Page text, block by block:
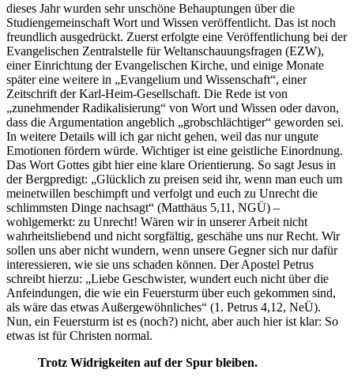
dieses Jahr wurden sehr unschöne Behauptungen über die
Studiengemeinschaft Wort und Wissen veröffentlicht. Das ist noch
freundlich ausgedrückt. Zuerst erfolgte eine Veröffentlichung bei der
Evangelischen Zentralstelle für Weltanschauungsfragen (EZW),
einer Einrichtung der Evangelischen Kirche, und einige Monate
später eine weitere in „Evangelium und Wissenschaft“, einer
Zeitschrift der Karl-Heim-Gesellschaft. Die Rede ist von
„zunehmender Radikalisierung“ von Wort und Wissen oder davon,
dass die Argumentation angeblich „grobschlächtiger“ geworden sei.
In weitere Details will ich gar nicht gehen, weil das nur ungute
Emotionen fördern würde. Wichtiger ist eine geistliche Einordnung.
Das Wort Gottes gibt hier eine klare Orientierung. So sagt Jesus in
der Bergpredigt: „Glücklich zu preisen seid ihr, wenn man euch um
meinetwillen beschimpft und verfolgt und euch zu Unrecht die
schlimmsten Dinge nachsagt“ (Matthäus 5,11, NGÜ) –
wohlgemerkt: zu Unrecht! Wären wir in unserer Arbeit nicht
wahrheitsliebend und nicht sorgfältig, geschähe uns nur Recht. Wir
sollen uns aber nicht wundern, wenn unsere Gegner sich nur dafür
interessieren, wie sie uns schaden können. Der Apostel Petrus
schreibt hierzu: „Liebe Geschwister, wundert euch nicht über die
Anfeindungen, die wie ein Feuersturm über euch gekommen sind,
als wäre das etwas Außergewöhnliches“ (1. Petrus 4,12, NeÜ).
Nun, ein Feuersturm ist es (noch?) nicht, aber auch hier ist klar: So
etwas ist für Christen normal.
Trotz Widrigkeiten auf der Spur bleiben.